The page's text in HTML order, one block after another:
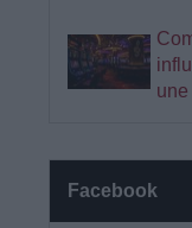
une
Facebook